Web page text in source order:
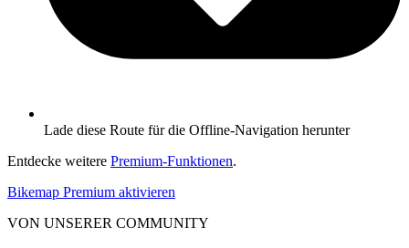
Lade diese Route für die Offline-Navigation herunter
Entdecke weitere Premium-Funktionen.
Bikemap Premium aktivieren
VON UNSERER COMMUNITY